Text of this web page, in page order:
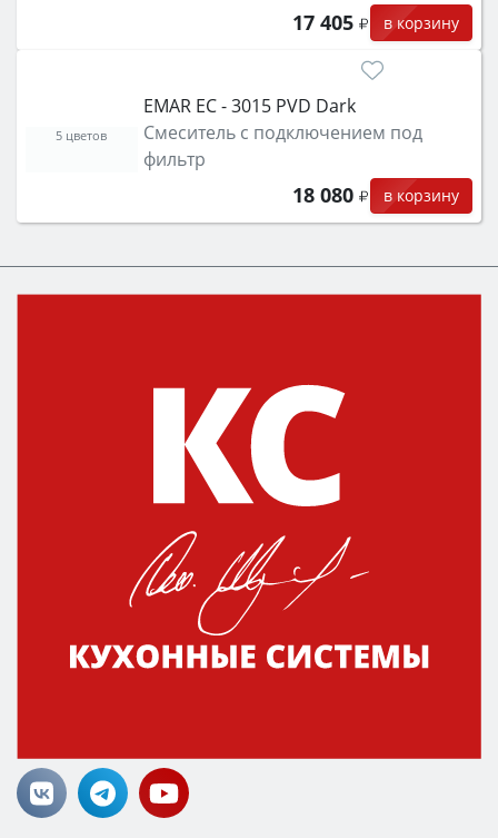
17 405 в корзину
EMAR ЕС - 3015 PVD Dark
Смеситель с подключением под
фильтр
18 080 в корзину
5 цветов